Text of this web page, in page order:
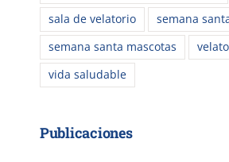
sala de velatorio
semana
semana santa mascotas
vida saludable
Publicaciones